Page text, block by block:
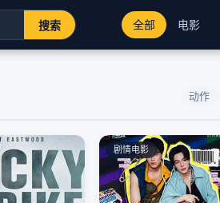
搜索 全部 电影
动作
剧情电影